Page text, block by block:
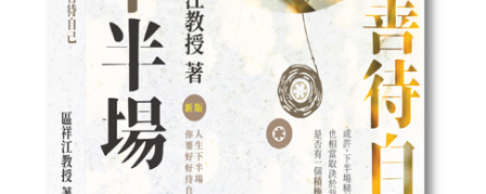
無紙書
聯絡我們+郵費